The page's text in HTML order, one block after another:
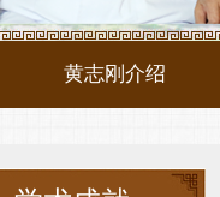
黄志刚介绍